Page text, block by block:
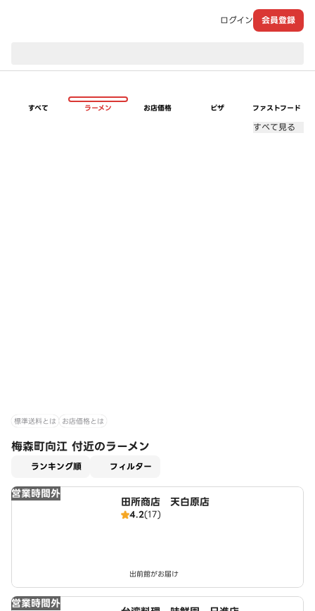
ログイン 会員登録
すべて ラーメン お店価格 ピザ ファストフード
すべて見る
標準送料とは お店価格とは
梅森町向江 付近のラーメン
ランキング順 フィルター
営業時間外
田所商店 天白原店
4.2(17)
出前館がお届け
営業時間外